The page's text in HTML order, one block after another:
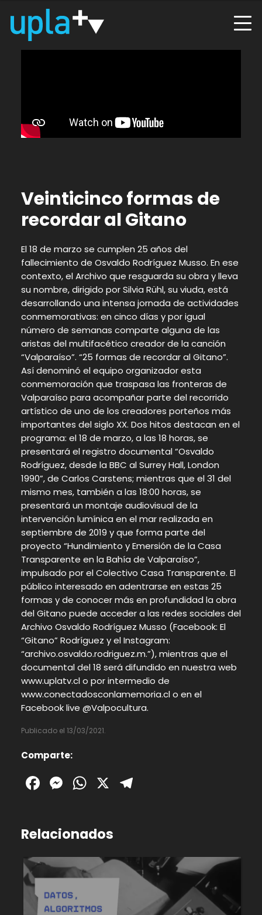
Veinticinco formas de
recordar al Gitano
El 18 de marzo se cumplen 25 años del
fallecimiento de Osvaldo Rodríguez Musso. En ese
contexto, el Archivo que resguarda su obra y lleva
su nombre, dirigido por Silvia Rühl, su viuda, está
desarrollando una intensa jornada de actividades
conmemorativas: en cinco días y por igual
número de semanas comparte alguna de las
aristas del multifacético creador de la canción
“Valparaíso”. “25 formas de recordar al Gitano”.
Así denominó el equipo organizador esta
conmemoración que traspasa las fronteras de
Valparaíso para acompañar parte del recorrido
artístico de uno de los creadores porteños más
importantes del siglo XX. Dos hitos destacan en el
programa: el 18 de marzo, a las 18 horas, se
presentará el registro documental “Osvaldo
Rodríguez, desde la BBC al Surrey Hall, London
1990”, de Carlos Carstens; mientras que el 31 del
mismo mes, también a las 18:00 horas, se
presentará un montaje audiovisual de la
intervención lumínica en el mar realizada en
septiembre de 2019 y que forma parte del
proyecto “Hundimiento y Emersión de la Casa
Transparente en la Bahía de Valparaíso”,
impulsado por el Colectivo Casa Transparente. El
público interesado en adentrarse en estas 25
formas y de conocer más en profundidad la obra
del Gitano puede acceder a las redes sociales del
Archivo Osvaldo Rodríguez Musso (Facebook: El
“Gitano” Rodríguez y el Instagram:
“archivo.osvaldo.rodriguez.m.”), mientras que el
documental del 18 será difundido en nuestra web
www.uplatv.cl o por intermedio de
www.conectadosconlamemoria.cl o en el
Facebook live @Valpocultura.
Publicado el 13/03/2021.
Comparte:
Facebook
Messenger
WhatsApp
X
Relacionados